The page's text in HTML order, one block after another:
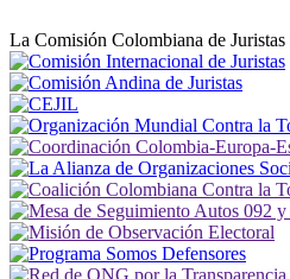
La Comisión Colombiana de Juristas